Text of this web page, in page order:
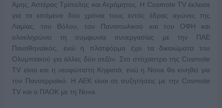
Άρης, Αστέρας Τρίπολης και Ατρόμητος. H Cosmote TV έκλεισε
για τα επόμενα δύο χρόνια τους εντός έδρας αγώνες της
Λαμίας, του Βόλου, του Παναιτωλικού και του ΟΦΗ και
ολοκληρώνει τη συμφωνία συνεργασίας με την ΠΑΕ
Παναθηναϊκός, ενώ η πλατφόρμα έχει τα δικαιώματα του
Ολυμπιακού για άλλες δύο σεζόν. Στο στόχαστρο της Cosmote
TV είναι και η νεοφώτιστη Κηφισιά, ενώ η Nova θα κινηθεί για
τον Πανσερραϊκό. Η ΑΕΚ είναι σε συζητήσεις με την Cosmote
TV και ο ΠΑΟK με τη Nova.